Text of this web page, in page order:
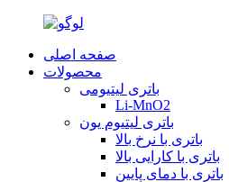
صفحه اصلی
محصولات
باتری لیتیومی
Li-MnO2
باتری لیتیوم یون
باتری با نرخ بالا
باتری با کارایی بالا
باتری با دمای پایین